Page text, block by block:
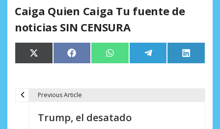
Caiga Quien Caiga Tu fuente de
noticias SIN CENSURA
Compartir
en
X
(Twitter)
Compartir
en
Facebook Compartir
en
WhatsApp Compartir
en
Telegram
en
LinkedIn
Previous Article
Trump, el desatado